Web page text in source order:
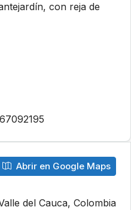
con reja de
Abrir en Google Maps
del Cauca, Colombia